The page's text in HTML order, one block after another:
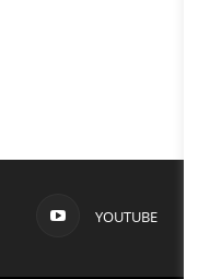
YOUTUBE